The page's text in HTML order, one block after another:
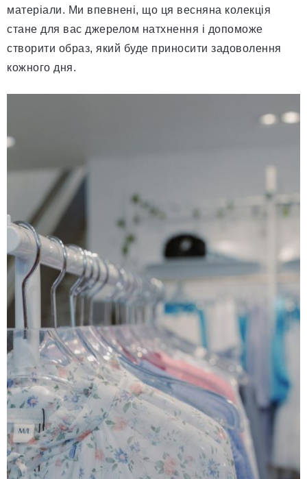
матеріали. Ми впевнені, що ця весняна колекція
стане для вас джерелом натхнення і допоможе
створити образ, який буде приносити задоволення
кожного дня.